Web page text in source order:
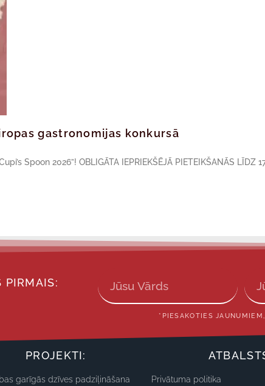
gastronomijas konkursā
Spoon 2026”! OBLIGĀTA IEPRIEKŠĒJĀ PIETEIKŠANĀS LĪDZ
PIRMAIS:
*PIESAKOTIES
PROJEKTI:
garīgās dzīves padziļināšana Privātuma politika